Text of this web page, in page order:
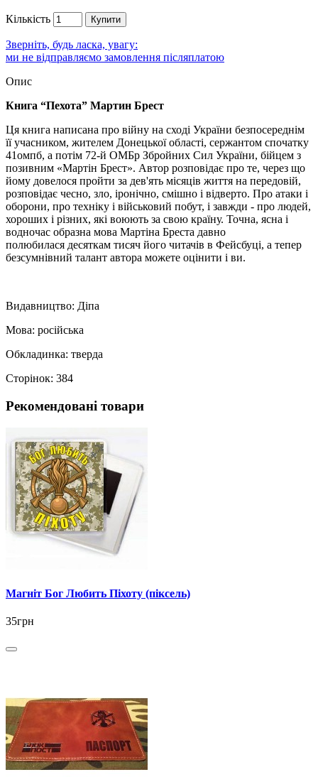
Кількість Купити
Зверніть, будь ласка, увагу:
ми не відправляємо замовлення післяплатою
Опис
Книга “Пехота” Мартин Брест
Ця книга написана про війну на сході України безпосереднім
її учасником, жителем Донецької області, сержантом спочатку
41омпб, а потім 72-й ОМБр Збройних Сил України, бійцем з
позивним «Мартін Брест». Автор розповідає про те, через що
йому довелося пройти за дев'ять місяців життя на передовій,
розповідає чесно, зло, іронічно, смішно і відверто. Про атаки і
оборони, про техніку і військовий побут, і завжди - про людей,
хороших і різних, які воюють за свою країну. Точна, ясна і
водночас образна мова Мартіна Бреста давно
полюбилася десяткам тисяч його читачів в Фейсбуці, а тепер
безсумнівний талант автора можете оцінити і ви.
Видавництво: Діпа
Мова: російська
Обкладинка: тверда
Сторінок: 384
Рекомендовані товари
Магніт Бог Любить Піхоту (піксель)
35грн